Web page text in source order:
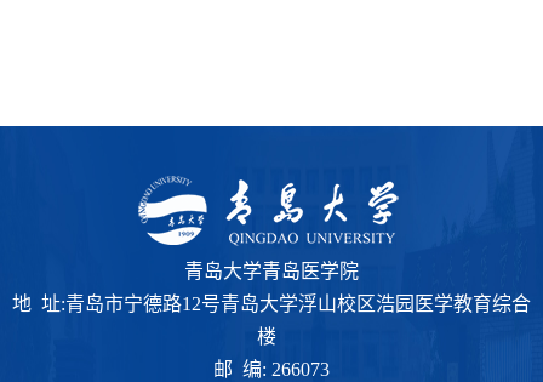
青岛大学青岛医学院
地 址:青岛市宁德路12号青岛大学浮山校区浩园医学教育综合
楼
邮 编: 266073